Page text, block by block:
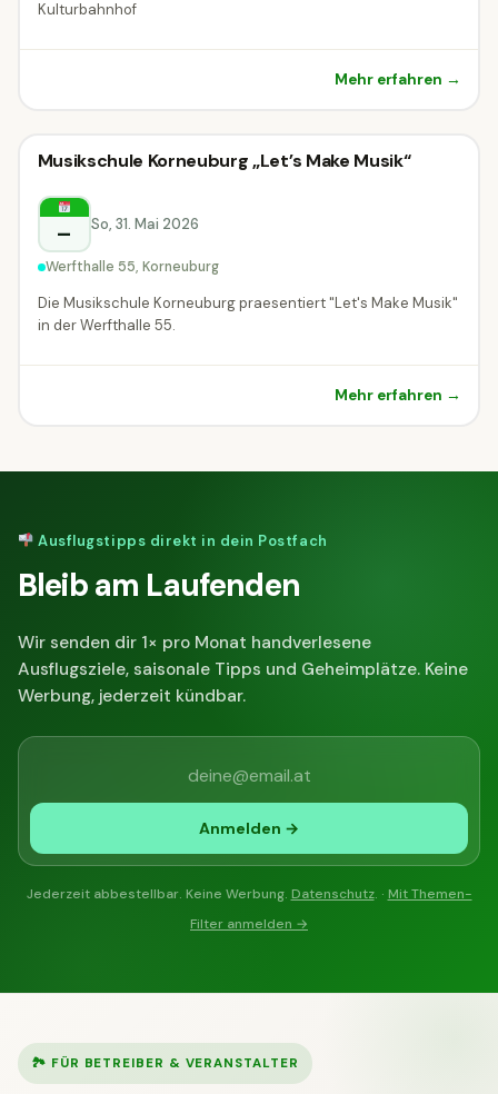
Kulturbahnhof
Mehr erfahren →
Konzert
Korneuburg
Konzert
Musikschule Korneuburg „Let’s Make Musik“
– So, 31. Mai 2026
Werfthalle 55, Korneuburg
Die Musikschule Korneuburg praesentiert "Let's Make Musik"
in der Werfthalle 55.
Mehr erfahren →
Ausflugstipps direkt in dein Postfach
Bleib am Laufenden
Wir senden dir 1× pro Monat handverlesene
Ausflugsziele, saisonale Tipps und Geheimplätze. Keine
Werbung, jederzeit kündbar.
Anmelden →
Jederzeit abbestellbar. Keine Werbung. Datenschutz. · Mit Themen-
Filter anmelden →
🏞 FÜR BETREIBER & VERANSTALTER